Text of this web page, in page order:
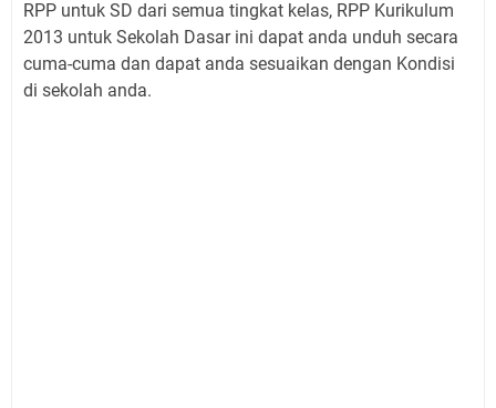
RPP untuk SD dari semua tingkat kelas, RPP Kurikulum
2013 untuk Sekolah Dasar ini dapat anda unduh secara
cuma-cuma dan dapat anda sesuaikan dengan Kondisi
di sekolah anda.